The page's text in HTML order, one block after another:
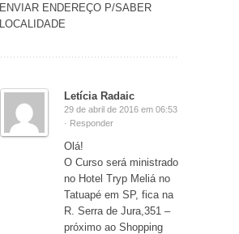
ENVIAR ENDEREÇO P/SABER
LOCALIDADE
Letícia Radaic
29 de abril de 2016 em 06:53
· Responder
Olá!
O Curso será ministrado
no Hotel Tryp Meliá no
Tatuapé em SP, fica na
R. Serra de Jura,351 –
próximo ao Shopping